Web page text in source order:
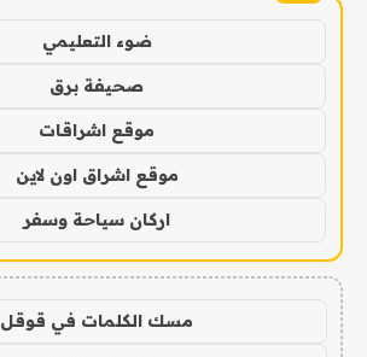
ضوء التعليمي
صحيفة برق
موقع اشراقات
موقع اشراق اون لاين
اركان سياحة وسفر
مسك الكلمات في قوقل